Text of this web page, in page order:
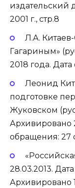
издательский
2001 г., стр.8
Л.А.
Гагариным»
2018 года.
Леонид
подготовке
Жуковском
Архивировано
обращения: 27
28.03.2013.
Архивировано